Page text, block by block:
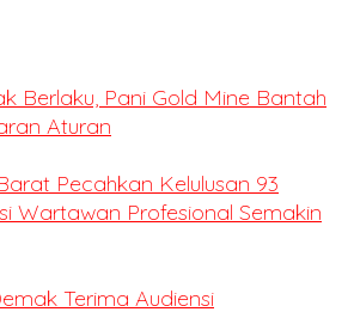
Berlaku, Pani Gold Mine Bantah
Aturan
Pecahkan Kelulusan 93
Wartawan Profesional Semakin
Terima Audiensi